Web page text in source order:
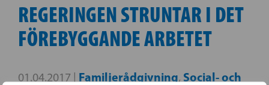
REGERINGEN STRUNTAR I DET
FÖREBYGGANDE ARBETET
01.04.2017 | Familjerådgivning, Social- och